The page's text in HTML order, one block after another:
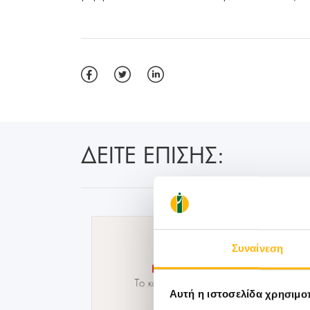
Συναίνεση
Αυτή η ιστοσελίδα
ΔΕΙΤΕ ΕΠΙΣΗΣ: